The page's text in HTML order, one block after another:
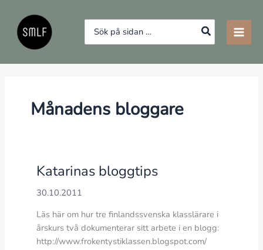
innehåll
Search
for:
Månadens bloggare
Katarinas bloggtips
30.10.2011
Läs här om hur tre finlandssvenska klasslärare i
årskurs två dokumenterar sitt arbete i en blogg:
http://www.frokentystiklassen.blogspot.com/